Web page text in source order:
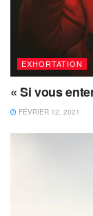
EXHORTATION
« Si vous
FÉVRIER 12, 2021